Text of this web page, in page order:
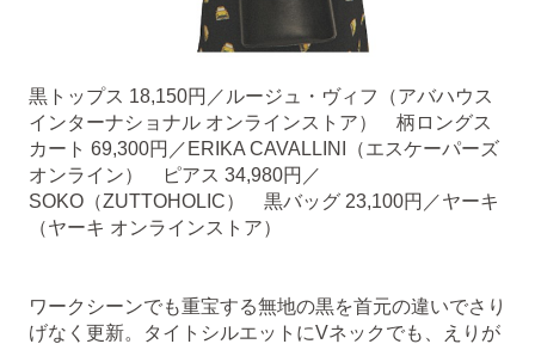
黒トップス 18,150円／ルージュ・ヴィフ（アバハウス
インターナショナル オンラインストア） 柄ロングス
カート 69,300円／ERIKA CAVALLINI（エスケーパーズ
オンライン） ピアス 34,980円／
SOKO（ZUTTOHOLIC） 黒バッグ 23,100円／ヤーキ
（ヤーキ オンラインストア）
ワークシーンでも重宝する無地の黒を首元の違いでさり
げなく更新。タイトシルエットにVネックでも、えりが